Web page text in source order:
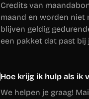
Credits van
maand en worden niet
blijven geldig
een pakket dat past bij
Hoe krijg ik hulp als ik
We helpen je graag!